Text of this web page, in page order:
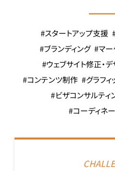
#スタートアップ支援
#ブランディング #マー
#ウェブサイト修正・
#コンテンツ制作 #グラフィ
#ビザコンサルティ
#コーディネ